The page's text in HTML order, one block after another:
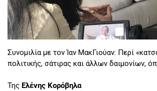
Συνομιλία με τον Ίαν ΜακΓιούαν: Περί
πολιτικής, σάτιρας και άλλων δαιμονίων,
Της Ελένης Κορόβηλα